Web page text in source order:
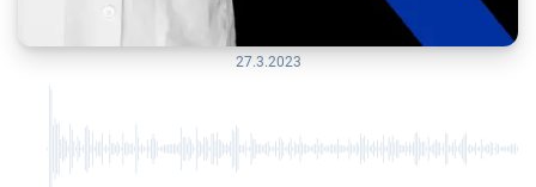
27.3.2023